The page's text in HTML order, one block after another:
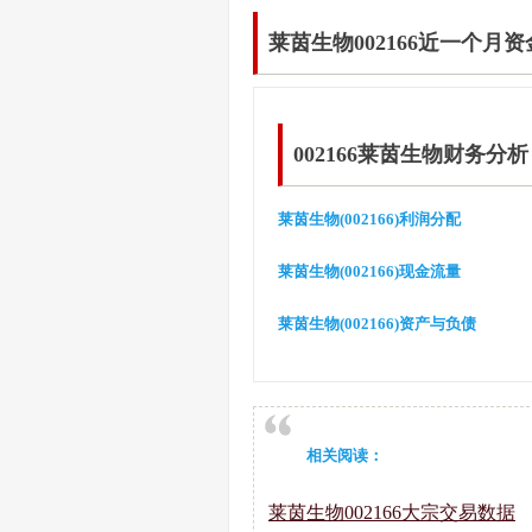
莱茵生物002166近一个月资
002166莱茵生物财务分析
莱茵生物(002166)利润分配
莱茵生物(002166)现金流量
莱茵生物(002166)资产与负债
相关阅读：
莱茵生物002166大宗交易数据